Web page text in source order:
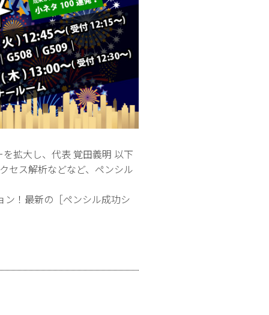
拡大し、代表 覚田義明 以下
セス解析などなど、ペンシル
！最新の［ペンシル成功シ